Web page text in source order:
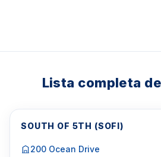
Lista completa
SOUTH OF 5TH (SOFI)
200 Ocean Drive